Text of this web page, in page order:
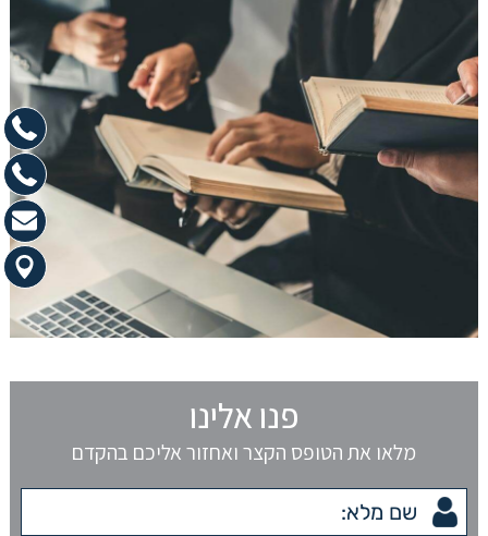
פנו אלינו
מלאו את הטופס הקצר ואחזור אליכם בהקדם